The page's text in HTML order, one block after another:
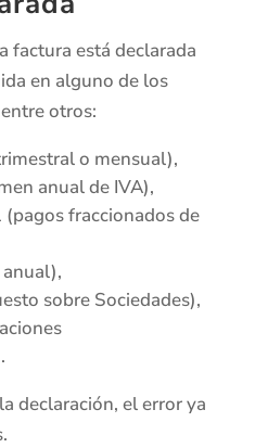
factura está declarada
en alguno de los
otros:
o mensual),
anual de IVA),
fraccionados de
sobre Sociedades),
declaración, el error ya